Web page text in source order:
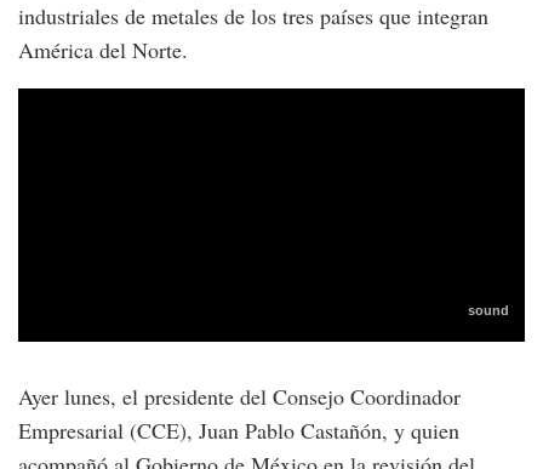
industriales de metales de los tres países que integran
América del Norte.
Ayer lunes, el presidente del Consejo Coordinador
Empresarial (CCE), Juan Pablo Castañón, y quien